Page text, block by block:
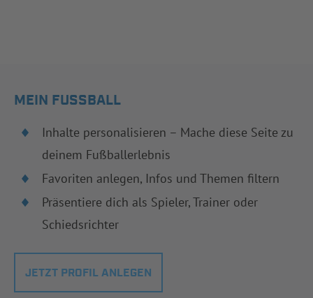
MEIN FUSSBALL
Inhalte personalisieren – Mache diese Seite zu
deinem Fußballerlebnis
Favoriten anlegen, Infos und Themen filtern
Präsentiere dich als Spieler, Trainer oder
Schiedsrichter
JETZT PROFIL ANLEGEN